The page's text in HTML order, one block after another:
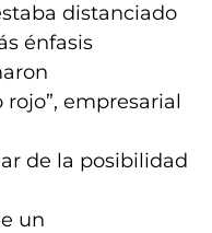
distanciado
énfasis
empresarial
de la posibilidad
un